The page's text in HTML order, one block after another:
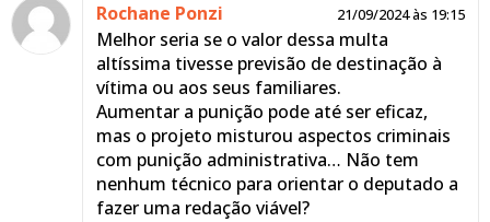
Rochane Ponzi 21/09/2024 às 19:15
Melhor seria se o valor dessa multa
altíssima tivesse previsão de destinação à
vítima ou aos seus familiares.
Aumentar a punição pode até ser eficaz,
mas o projeto misturou aspectos criminais
com punição administrativa… Não tem
nenhum técnico para orientar o deputado a
fazer uma redação viável?